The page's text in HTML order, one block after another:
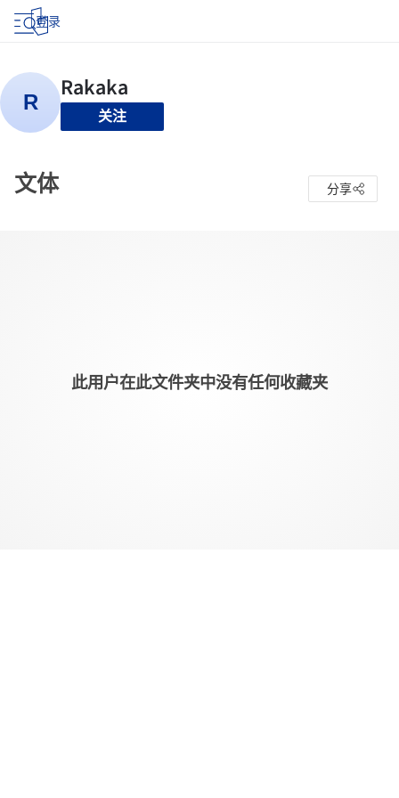
登录
关注
文体 分享
此用户在此文件夹中没有任何收藏夹